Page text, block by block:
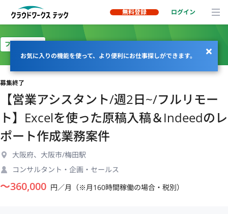
無料登録 ログイン
お気に入りの機能を使って、より便利にお仕事探しができます。
フルリモート
募集終了
【営業アシスタント/週2日~/フルリモー
ト】Excelを使った原稿入稿＆Indeedのレ
ポート作成業務案件
大阪府、大阪市/梅田駅
コンサルタント・企画・セールス
〜360,000 円／月（※月160時間稼働の場合・税別）